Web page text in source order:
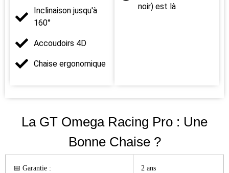
Inclinaison jusqu'à
160°
Accoudoirs 4D
Chaise ergonomique
noir) est là
La GT Omega Racing Pro : Une
Bonne Chaise ?
📅 Garantie :️ 2 ans